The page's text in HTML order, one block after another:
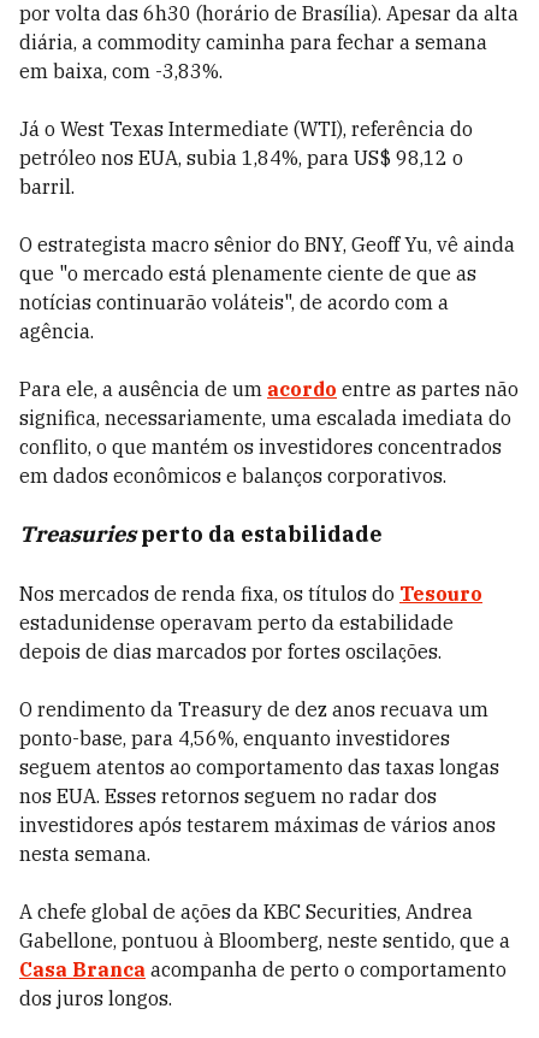
por volta das 6h30 (horário de Brasília). Apesar da alta
diária, a commodity caminha para fechar a semana
em baixa, com -3,83%.
Já o West Texas Intermediate (WTI), referência do
petróleo nos EUA, subia 1,84%, para US$ 98,12 o
barril.
O estrategista macro sênior do BNY, Geoff Yu, vê ainda
que "o mercado está plenamente ciente de que as
notícias continuarão voláteis", de acordo com a
agência.
Para ele, a ausência de um acordo entre as partes não
significa, necessariamente, uma escalada imediata do
conflito, o que mantém os investidores concentrados
em dados econômicos e balanços corporativos.
Treasuriesperto da estabilidade
Nos mercados de renda fixa, os títulos do Tesouro
estadunidense operavam perto da estabilidade
depois de dias marcados por fortes oscilações.
O rendimento da Treasury de dez anos recuava um
ponto-base, para 4,56%, enquanto investidores
seguem atentos ao comportamento das taxas longas
nos EUA. Esses retornos seguem no radar dos
investidores após testarem máximas de vários anos
nesta semana.
A chefe global de ações da KBC Securities, Andrea
Gabellone, pontuou à Bloomberg, neste sentido, que a
Casa Branca acompanha de perto o comportamento
dos juros longos.